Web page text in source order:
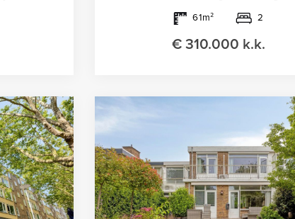
61m² 2
€ 310.000 k.k.